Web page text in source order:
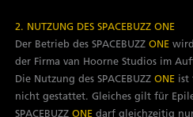
2. NUTZUNG DES SPACEBUZZ ONE
Der Betrieb des SPACEBUZZONE
der Firma van Hoorne Studios im
Die Nutzung des SPACEBUZZONE ist
nicht gestattet. Gleiches gilt für
SPACEBUZZONE darf gleichzeitig